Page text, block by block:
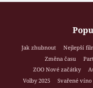
Jak zhubnout Nejlepší
Změna času
ZOO Nové začátky
Volby 2025
Svařené víno